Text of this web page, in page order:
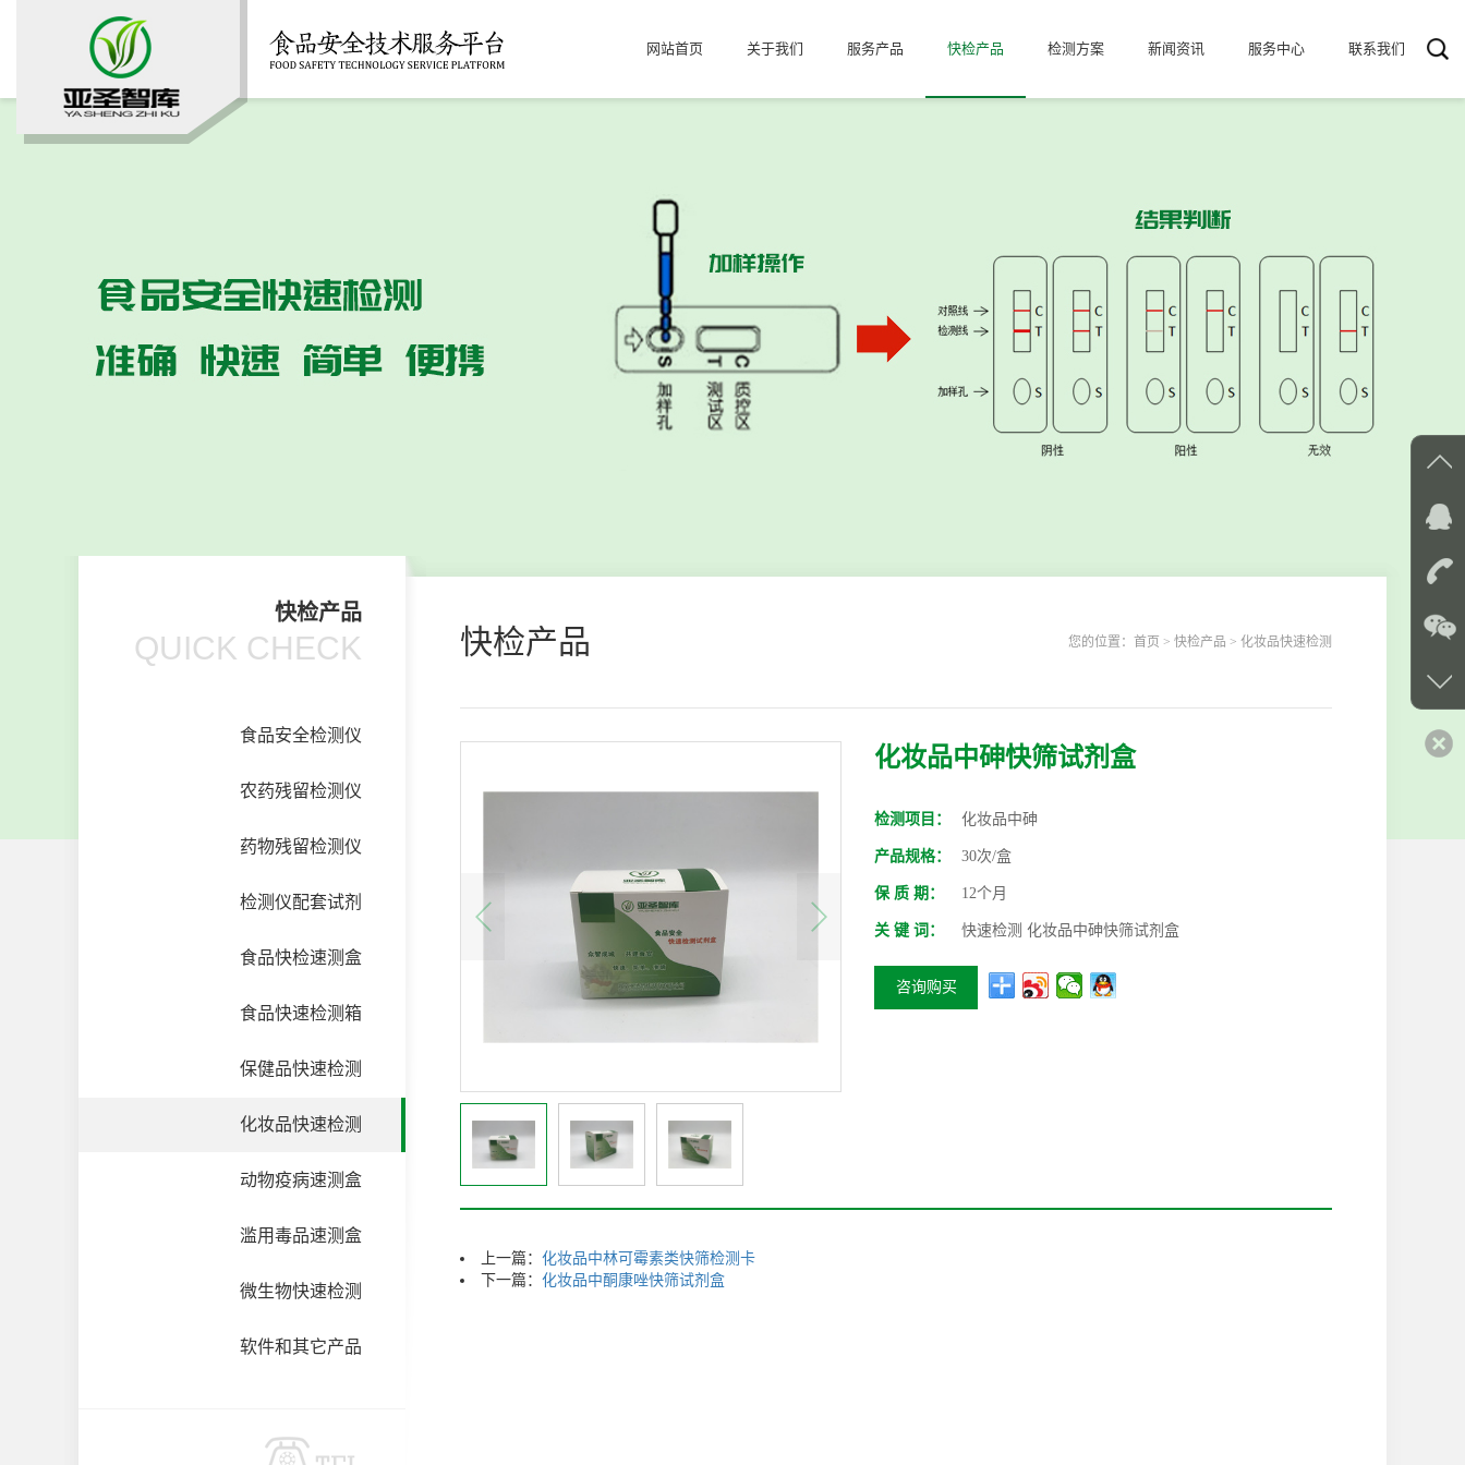
网站首页 关于我们 服务产品 快检产品 检测方案 新闻资讯 服务中心 联系我们
快检产品
QUICK CHECK
食品安全检测仪
农药残留检测仪
药物残留检测仪
检测仪配套试剂
食品快检速测盒
食品快速检测箱
保健品快速检测
化妆品快速检测
动物疫病速测盒
滥用毒品速测盒
微生物快速检测
软件和其它产品
快检产品 您的位置： 首页 > 快检产品 > 化妆品快速检测
化妆品中砷快筛试剂盒
检测项目： 化妆品中砷
产品规格： 30次/盒
保 质 期： 12个月
关 键 词： 快速检测 化妆品中砷快筛试剂盒
咨询购买
上一篇： 化妆品中林可霉素类快筛检测卡
下一篇： 化妆品中酮康唑快筛试剂盒